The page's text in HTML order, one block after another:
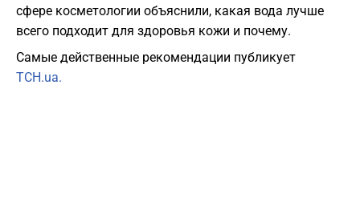
сфере косметологии объяснили, какая вода лучше
всего подходит для здоровья кожи и почему.
Самые действенные рекомендации публикует
ТСН.ua.